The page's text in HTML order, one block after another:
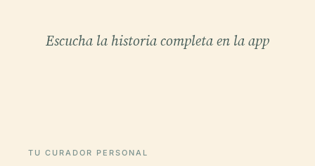
Escucha la historia completa en la app
TU CURADOR PERSONAL